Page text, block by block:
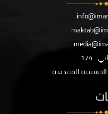
174
الحسينية المقدسة